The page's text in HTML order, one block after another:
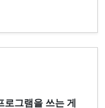
로그램을 쓰는 게